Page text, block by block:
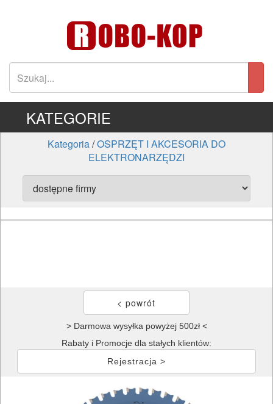
KATEGORIE
Kategoria/OSPRZĘT I AKCESORIA DO
ELEKTRONARZĘDZI
> Darmowa wysyłka powyżej 500zł <
Rabaty i Promocje dla stałych klientów:
Rejestracja >